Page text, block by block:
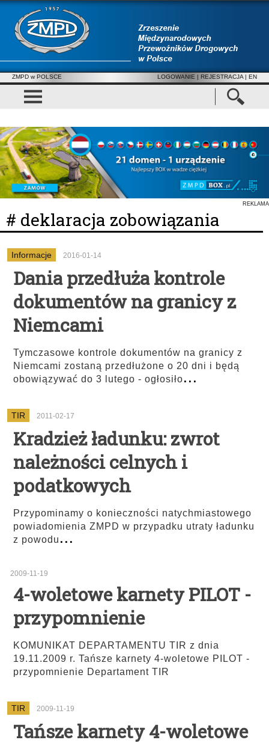
ZMPD w POLSCE LOGOWANIE | REJESTRACJA | EN
REKLAMA
# deklaracja zobowiązania
Informacje 2016-01-14
Dania przedłuża kontrole
dokumentów na granicy z
Niemcami
Tymczasowe kontrole dokumentów na granicy z
Niemcami zostaną przedłużone o 20 dni i będą
obowiązywać do 3 lutego - ogłosiło...
TIR 2011-02-17
Kradzież ładunku: zwrot
należności celnych i
podatkowych
Przypominamy o konieczności natychmiastowego
powiadomienia ZMPD w przypadku utraty ładunku
z powodu ...
2009-11-19
4-woletowe karnety PILOT -
przypomnienie
KOMUNIKAT DEPARTAMENTU TIR z dnia
19.11.2009 r. Tańsze karnety 4-woletowe PILOT -
przypomnienie Departament TIR
TIR 2009-11-19
Tańsze karnety 4-woletowe